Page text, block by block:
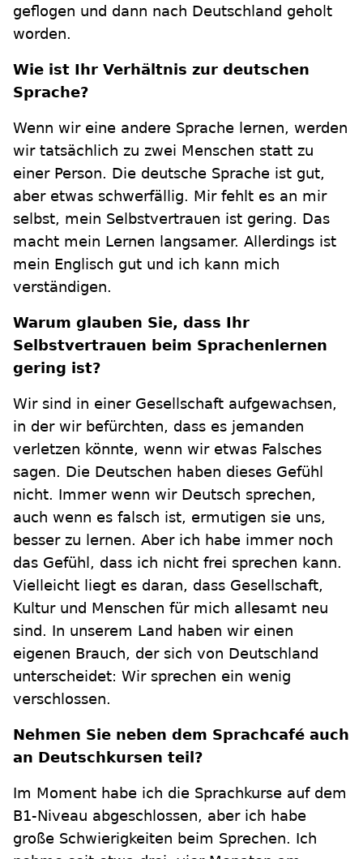
geflogen und dann nach Deutschland geholt
worden.
Wie ist Ihr Verhältnis zur deutschen
Sprache?
Wenn wir eine andere Sprache lernen, werden
wir tatsächlich zu zwei Menschen statt zu
einer Person. Die deutsche Sprache ist gut,
aber etwas schwerfällig. Mir fehlt es an mir
selbst, mein Selbstvertrauen ist gering. Das
macht mein Lernen langsamer. Allerdings ist
mein Englisch gut und ich kann mich
verständigen.
Warum glauben Sie, dass Ihr
Selbstvertrauen beim Sprachenlernen
gering ist?
Wir sind in einer Gesellschaft aufgewachsen,
in der wir befürchten, dass es jemanden
verletzen könnte, wenn wir etwas Falsches
sagen. Die Deutschen haben dieses Gefühl
nicht. Immer wenn wir Deutsch sprechen,
auch wenn es falsch ist, ermutigen sie uns,
besser zu lernen. Aber ich habe immer noch
das Gefühl, dass ich nicht frei sprechen kann.
Vielleicht liegt es daran, dass Gesellschaft,
Kultur und Menschen für mich allesamt neu
sind. In unserem Land haben wir einen
eigenen Brauch, der sich von Deutschland
unterscheidet: Wir sprechen ein wenig
verschlossen.
Nehmen Sie neben dem Sprachcafé auch
an Deutschkursen teil?
Im Moment habe ich die Sprachkurse auf dem
B1-Niveau abgeschlossen, aber ich habe
große Schwierigkeiten beim Sprechen. Ich